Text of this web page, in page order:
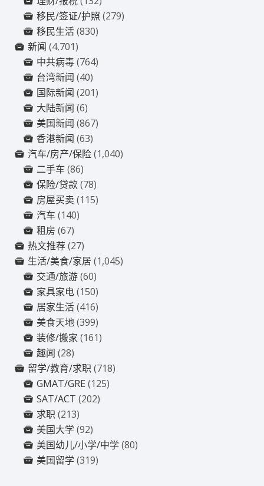
移民/签证/护照 (279)
移民生活(830)
新闻 (4,701)
中共病毒(764)
台湾新闻 (40)
国际新闻 (201)
大陆新闻 (6)
美国新闻 (867)
香港新闻 (63)
汽车/房产/保险(1,040)
二手车 (86)
保险/贷款(78)
房屋买卖 (115)
汽车 (140)
租房 (67)
热文推荐(27)
生活/美食/家居 (1,045)
交通/旅游(60)
家具家电(150)
居家生活(416)
美食天地(399)
装修/搬家 (161)
趣闻 (28)
留学/教育/求职 (718)
GMAT/GRE (125)
SAT/ACT (202)
求职 (213)
美国大学(92)
美国幼儿/小学/中学(80)
美国留学(319)